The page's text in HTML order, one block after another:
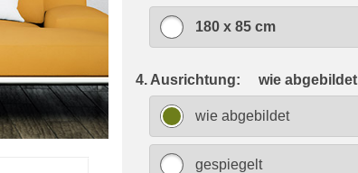
180 x 85 cm
4. Ausrichtung: wie abgebildet
wie abgebildet
gespiegelt